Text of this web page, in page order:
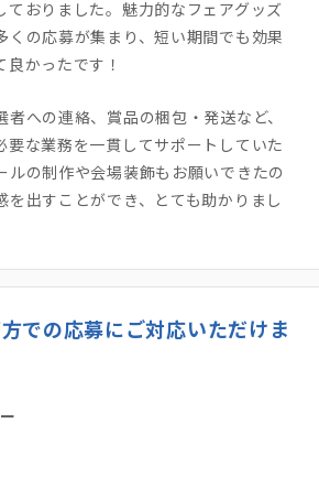
ておりました。魅力的なフェアグッズ
くの応募が集まり、短い期間でも効果
かったです！
への連絡、賞品の梱包・発送など、
要な業務を一貫してサポートしていた
ルの制作や会場装飾もお願いできたの
を出すことができ、とても助かりまし
での応募にご対応いただけま